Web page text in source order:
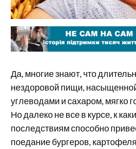
Да, многие знают, что
нездоровой пищи,
углеводами и сахаром, мягко
Но далеко не все в курсе, к
последствиям способно
поедание бургеров,